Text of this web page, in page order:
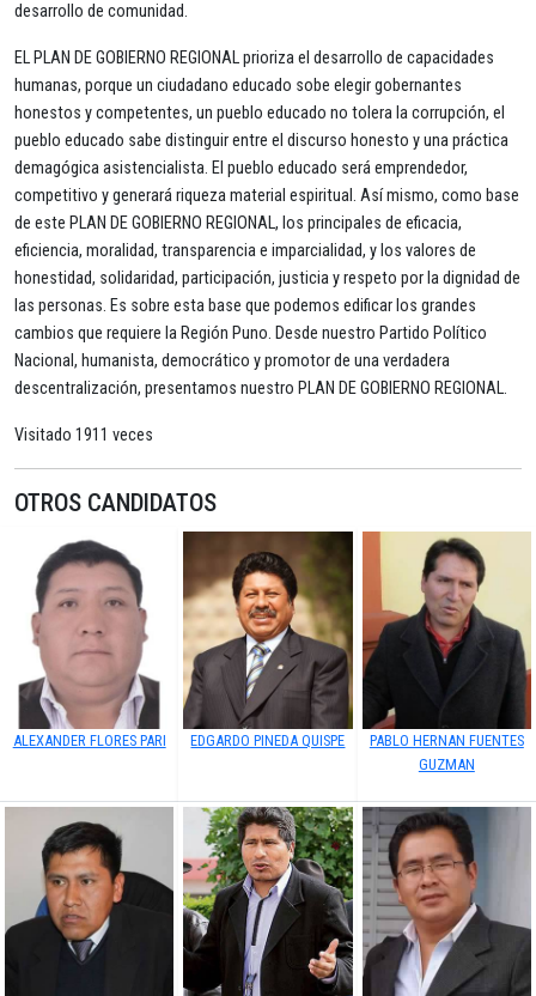
desarrollo de comunidad.
EL PLAN DE GOBIERNO REGIONAL prioriza el desarrollo de capacidades
humanas, porque un ciudadano educado sobe elegir gobernantes
honestos y competentes, un pueblo educado no tolera la corrupción, el
pueblo educado sabe distinguir entre el discurso honesto y una práctica
demagógica asistencialista. El pueblo educado será emprendedor,
competitivo y generará riqueza material espiritual. Así mismo, como base
de este PLAN DE GOBIERNO REGIONAL, los principales de eficacia,
eficiencia, moralidad, transparencia e imparcialidad, y los valores de
honestidad, solidaridad, participación, justicia y respeto por la dignidad de
las personas. Es sobre esta base que podemos edificar los grandes
cambios que requiere la Región Puno. Desde nuestro Partido Político
Nacional, humanista, democrático y promotor de una verdadera
descentralización, presentamos nuestro PLAN DE GOBIERNO REGIONAL.
Visitado 1911 veces
OTROS CANDIDATOS
ALEXANDER FLORES PARI EDGARDO PINEDA QUISPE
PABLO HERNAN FUENTES
GUZMAN